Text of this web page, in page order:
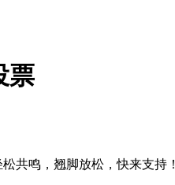
票
共鸣，翘脚放松，快来支持！